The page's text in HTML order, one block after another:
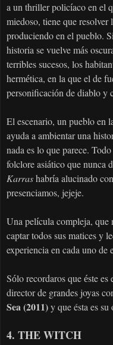
a un thriller policíaco en el
miedoso, tiene que resolver
produciendo en el pueblo.
historia se vuelve más
terribles sucesos, los
hermética, en la que el de
personificación de diablo y
El escenario, un pueblo en
ayuda a ambientar una
nada es lo que parece.
folclore asiático que nunca
Karrashabría alucinado
presenciamos, jejeje.
Una película compleja, que
captar todos sus matices y
experiencia en cada uno de
Sólo recordaros que éste es
director de grandes joyas
Sea (2011)y que ésta es
4. THE WITCH